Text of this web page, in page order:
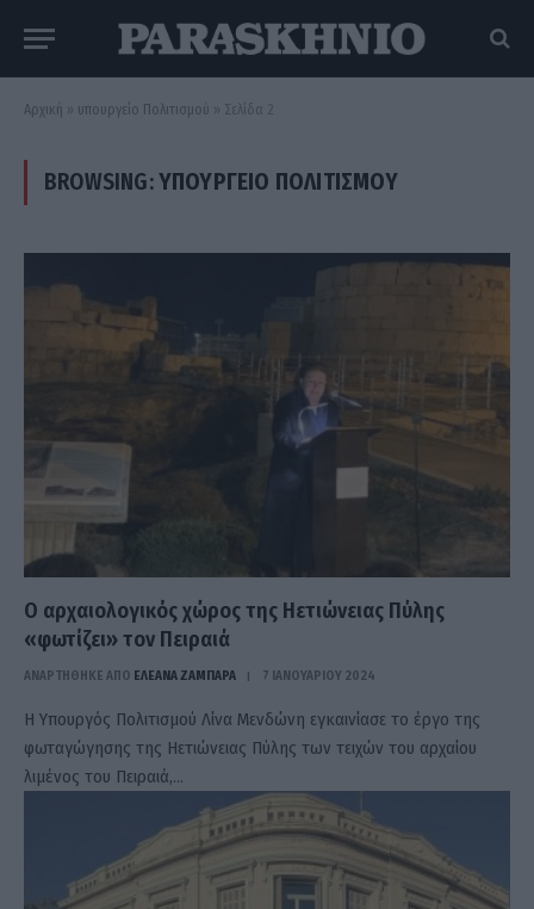
Αρχική » υπουργείο Πολιτισμού » Σελίδα 2
BROWSING:ΥΠΟΥΡΓΕΊΟ ΠΟΛΙΤΙΣΜΟΎ
Ο αρχαιολογικός χώρος της Ηετιώνειας Πύλης
«φωτίζει» τον Πειραιά
ΑΝΑΡΤΗΘΗΚΕ ΑΠΟ ΕΛΕΑΝΑ ΖΑΜΠΑΡΑ 7 ΙΑΝΟΥΑΡΊΟΥ 2024
Η Υπουργός Πολιτισμού Λίνα Μενδώνη εγκαινίασε το έργο της
φωταγώγησης της Ηετιώνειας Πύλης των τειχών του αρχαίου
λιμένος του Πειραιά,…